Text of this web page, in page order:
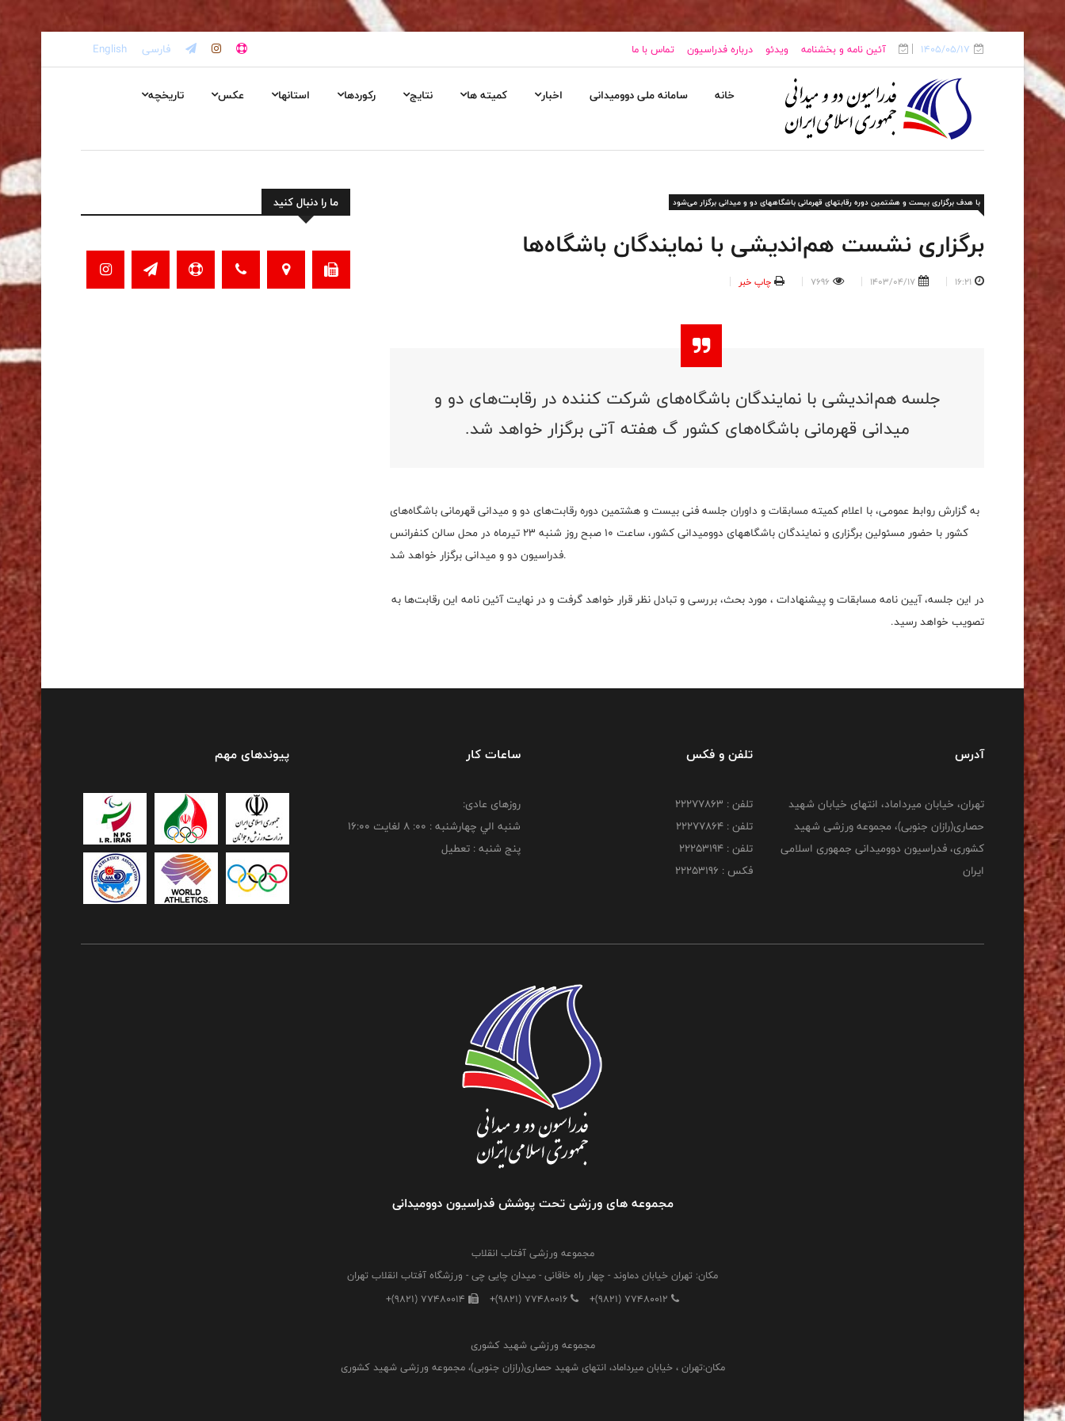
1405/05/17 آئین نامه و بخشنامه ویدئو درباره فدراسیون تماس با ما فارسی English
خانه سامانه ملی دوومیدانی اخبار کمیته ها نتایج رکوردها استانها عکس تاریخچه
با هدف برگزاری بیست و هشتمین دوره رقابتهای قهرمانی باشگاههای دو و میدانی برگزار می‌شود
برگزاری نشست هم‌اندیشی با نمایندگان باشگاه‌ها
16:21
1403/04/17
7696 چاپ خبر
جلسه هم‌اندیشی با نمایندگان باشگاه‌های شرکت کننده در رقابت‌های دو و
میدانی قهرمانی باشگاه‌های کشور گ هفته آتی برگزار خواهد شد.
به گزارش روابط عمومی، با اعلام کمیته مسابقات و داوران جلسه فنی بیست و هشتمین دوره رقابت‌های دو و میدانی قهرمانی باشگاه‌های
کشور با حضور مسئولین برگزاری و نمایندگان باشگاههای دوومیدانی کشور، ساعت ١٠ صبح روز شنبه ٢٣ تیرماه در محل سالن کنفرانس
فدراسیون دو و میدانی برگزار خواهد شد.
در این جلسه، آیین نامه مسابقات و پیشنهادات ، مورد بحث، بررسی و تبادل نظر قرار خواهد گرفت و در نهایت آئین نامه این رقابت‌ها به
تصویب خواهد رسید.
ما را دنبال کنید
آدرس
تهران، خیابان میرداماد، انتهای خیابان شهید
حصاری(رازان جنوبی)، مجموعه ورزشی شهید
کشوری، فدراسیون دوومیدانی جمهوری اسلامی
ایران
تلفن و فکس
تلفن : 22277863
تلفن : 22277864
تلفن : 22253194
فکس : 22253196
ساعات کار
روزهای عادی:
شنبه الي چهارشنبه : 00: 8 لغايت 16:00
پنج شنبه : تعطیل
پیوندهای مهم
مجموعه های ورزشی تحت پوشش فدراسیون دوومیدانی
مجموعه ورزشی آفتاب انقلاب
مکان: تهران خیابان دماوند - چهار راه خاقانی - میدان چایی چی - ورزشگاه آفتاب انقلاب تهران
+(9821) 77480012
+(9821) 77480016
+(9821) 77480014
مجموعه ورزشی شهید کشوری
مکان:تهران ، خیابان میرداماد، انتهای شهید حصاری(رازان جنوبی)، مجموعه ورزشی شهید کشوری